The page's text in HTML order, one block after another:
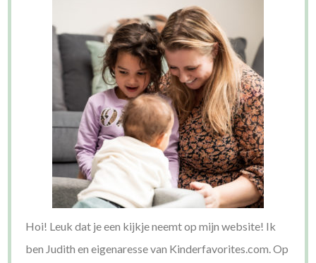
Hoi! Leuk dat je een kijkje neemt op mijn website! Ik
ben Judith en eigenaresse van Kinderfavorites.com. Op